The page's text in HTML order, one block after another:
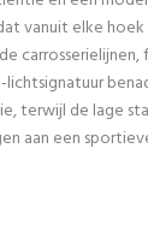
vanuit elke
lichtsignatuur
terwijl de lage
aan een